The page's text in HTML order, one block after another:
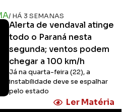
/ HÁ 3 SEMANAS
Alerta de vendaval atinge
todo o Paraná nesta
segunda; ventos podem
chegar a 100 km/h
Já na quarta-feira (22), a
instabilidade deve se espalhar
pelo estado
Ler Matéria